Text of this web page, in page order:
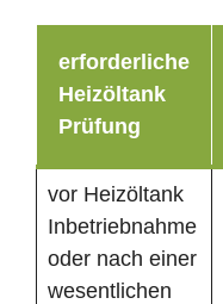
erforderliche
Heizöltank
Prüfung
vor Heizöltank
Inbetriebnahme
oder nach einer
wesentlichen